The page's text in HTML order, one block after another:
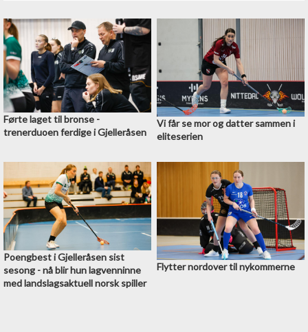
Førte laget til bronse -
trenerduoen ferdige i Gjelleråsen
Vi får se mor og datter sammen i
eliteserien
Poengbest i Gjelleråsen sist
sesong - nå blir hun lagvenninne
med landslagsaktuell norsk spiller
Flytter nordover til nykommerne